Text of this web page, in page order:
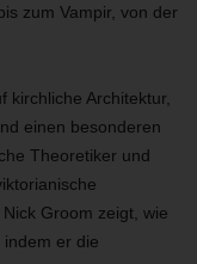
zum Vampir, von der
kirchliche Architektur,
einen besonderen
Theoretiker und
Groom zeigt, wie
er die